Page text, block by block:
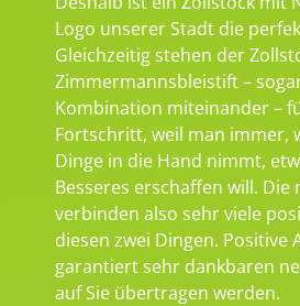
Logo unserer Stadt die
Gleichzeitig stehen der
Zimmermannsbleistift –
Kombination miteinander –
Fortschritt, weil man immer,
Dinge in die Hand nimmt,
Besseres erschaffen will. Die
verbinden also sehr viele
diesen zwei Dingen. Positive
garantiert sehr dankbaren
auf Sie übertragen werden.